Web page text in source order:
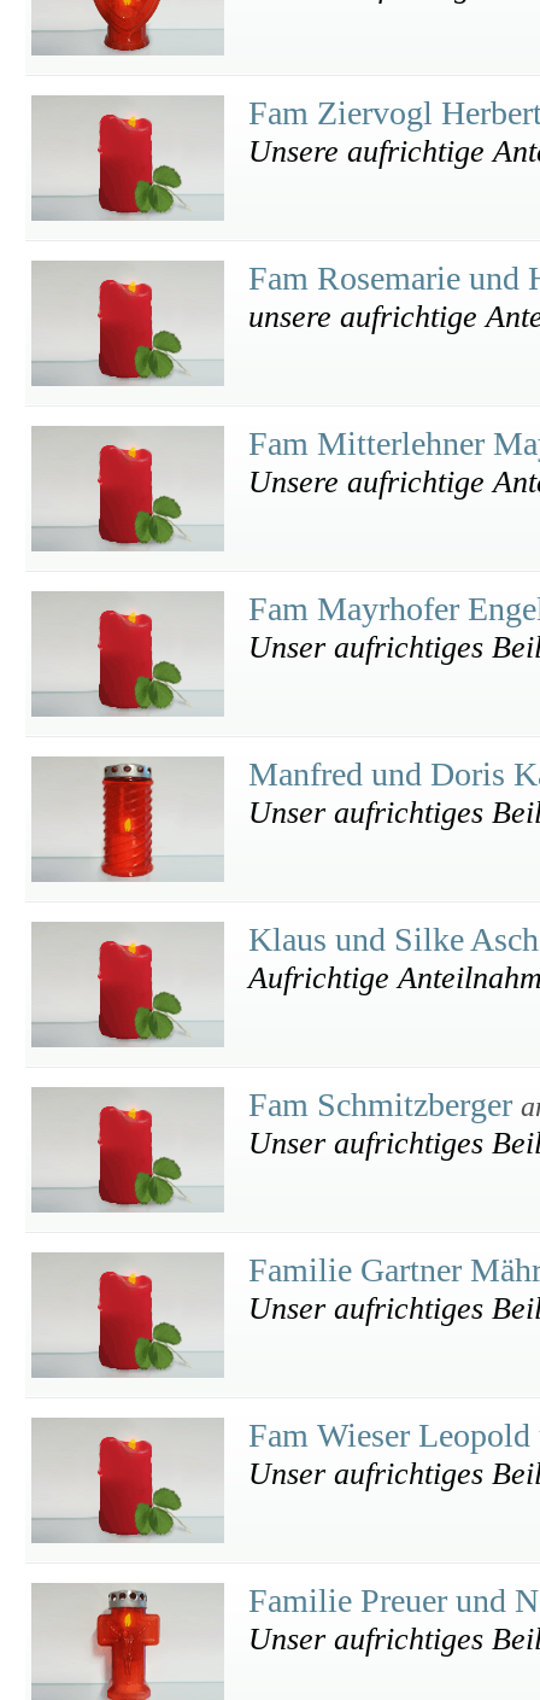
Fam Ziervogl
Unsere aufrichtige
Fam Rosemarie
unsere aufrichtige
Fam Mitterlehner
Unsere aufrichtige
Fam Mayrhofer
Unser aufrichtiges
Manfred und Doris
Unser aufrichtiges
Klaus und Silke
Aufrichtige
Fam Schmitzberger
Unser aufrichtiges
Familie Gartner
Unser aufrichtiges
Fam Wieser
Unser aufrichtiges
Familie Preuer und
Unser aufrichtiges